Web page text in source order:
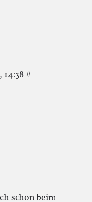
#
schon beim